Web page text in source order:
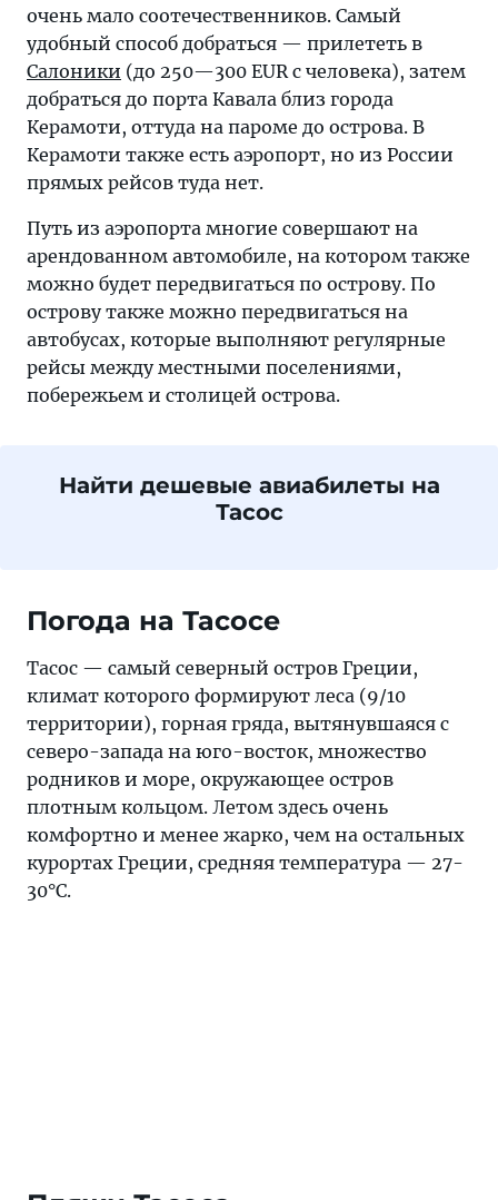
очень мало соотечественников. Самый
удобный способ добраться — прилететь в
Салоники (до 250—300 EUR с человека), затем
добраться до порта Кавала близ города
Керамоти, оттуда на пароме до острова. В
Керамоти также есть аэропорт, но из России
прямых рейсов туда нет.
Путь из аэропорта многие совершают на
арендованном автомобиле, на котором также
можно будет передвигаться по острову. По
острову также можно передвигаться на
автобусах, которые выполняют регулярные
рейсы между местными поселениями,
побережьем и столицей острова.
Найти дешевые авиабилеты на
Тасос
Погода на Тасосе
Тасос — самый северный остров Греции,
климат которого формируют леса (9/10
территории), горная гряда, вытянувшаяся с
северо-запада на юго-восток, множество
родников и море, окружающее остров
плотным кольцом. Летом здесь очень
комфортно и менее жарко, чем на остальных
курортах Греции, средняя температура — 27-
30°С.